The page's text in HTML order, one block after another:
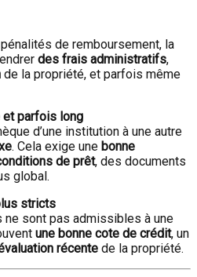
de remboursement, la
des frais administratifs,
de la propriété, et parfois même
parfois long
d’une institution à une autre
. Cela exige une bonne
de prêt, des documents
global.
stricts
ne sont pas admissibles à une
une bonne cote de crédit, un
récente de la propriété.